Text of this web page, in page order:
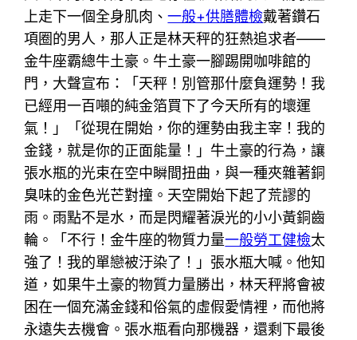
上走下一個全身肌肉、一般+供膳體檢戴著鑽石
項圈的男人，那人正是林天秤的狂熱追求者——
金牛座霸總牛土豪。牛土豪一腳踢開咖啡館的
門，大聲宣布：「天秤！別管那什麼負運勢！我
已經用一百噸的純金箔買下了今天所有的壞運
氣！」「從現在開始，你的運勢由我主宰！我的
金錢，就是你的正面能量！」牛土豪的行為，讓
張水瓶的光束在空中瞬間扭曲，與一種夾雜著銅
臭味的金色光芒對撞。天空開始下起了荒謬的
雨。雨點不是水，而是閃耀著淚光的小小黃銅齒
輪。「不行！金牛座的物質力量一般勞工健檢太
強了！我的單戀被汙染了！」張水瓶大喊。他知
道，如果牛土豪的物質力量勝出，林天秤將會被
困在一個充滿金錢和俗氣的虛假愛情裡，而他將
永遠失去機會。張水瓶看向那機器，還剩下最後